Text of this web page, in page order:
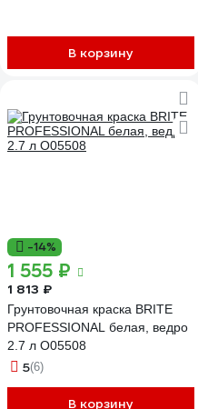
В корзину
-14%
1 555 ₽
1 813 ₽
Грунтовочная краска BRITE
PROFESSIONAL белая, ведро
2.7 л О05508
5(6)
В корзину